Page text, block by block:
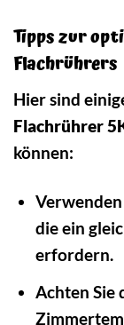
Tipps zur
Flachrührers
Hier sind
Flachrührer
können:
die ein
erfordern.
Achten Sie